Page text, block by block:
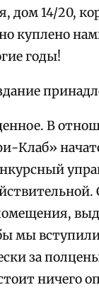
дом 14/20,
куплено
годы!
В
мы
за
ничего